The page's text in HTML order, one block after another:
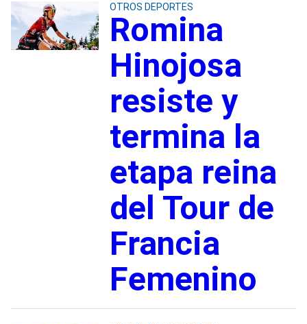
OTROS DEPORTES
Romina
Hinojosa
resiste y
termina la
etapa reina
del Tour de
Francia
Femenino